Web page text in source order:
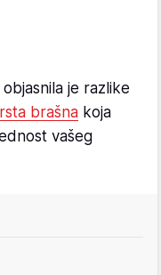
je razlike
brašna koja
vašeg